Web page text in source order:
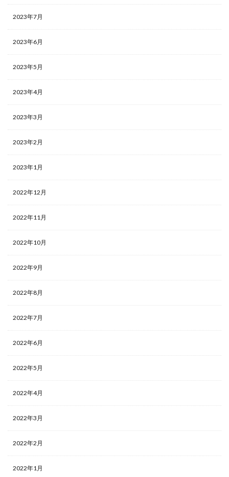
2023年7月
2023年6月
2023年5月
2023年4月
2023年3月
2023年2月
2023年1月
2022年12月
2022年11月
2022年10月
2022年9月
2022年8月
2022年7月
2022年6月
2022年5月
2022年4月
2022年3月
2022年2月
2022年1月